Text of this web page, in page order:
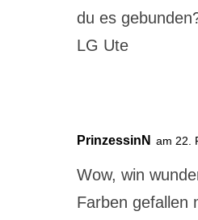
du es
LG Ute
PrinzessinN am 22.
Wow, win
Farben gefallen